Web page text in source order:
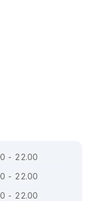
- 22.00
- 22.00
- 22.00